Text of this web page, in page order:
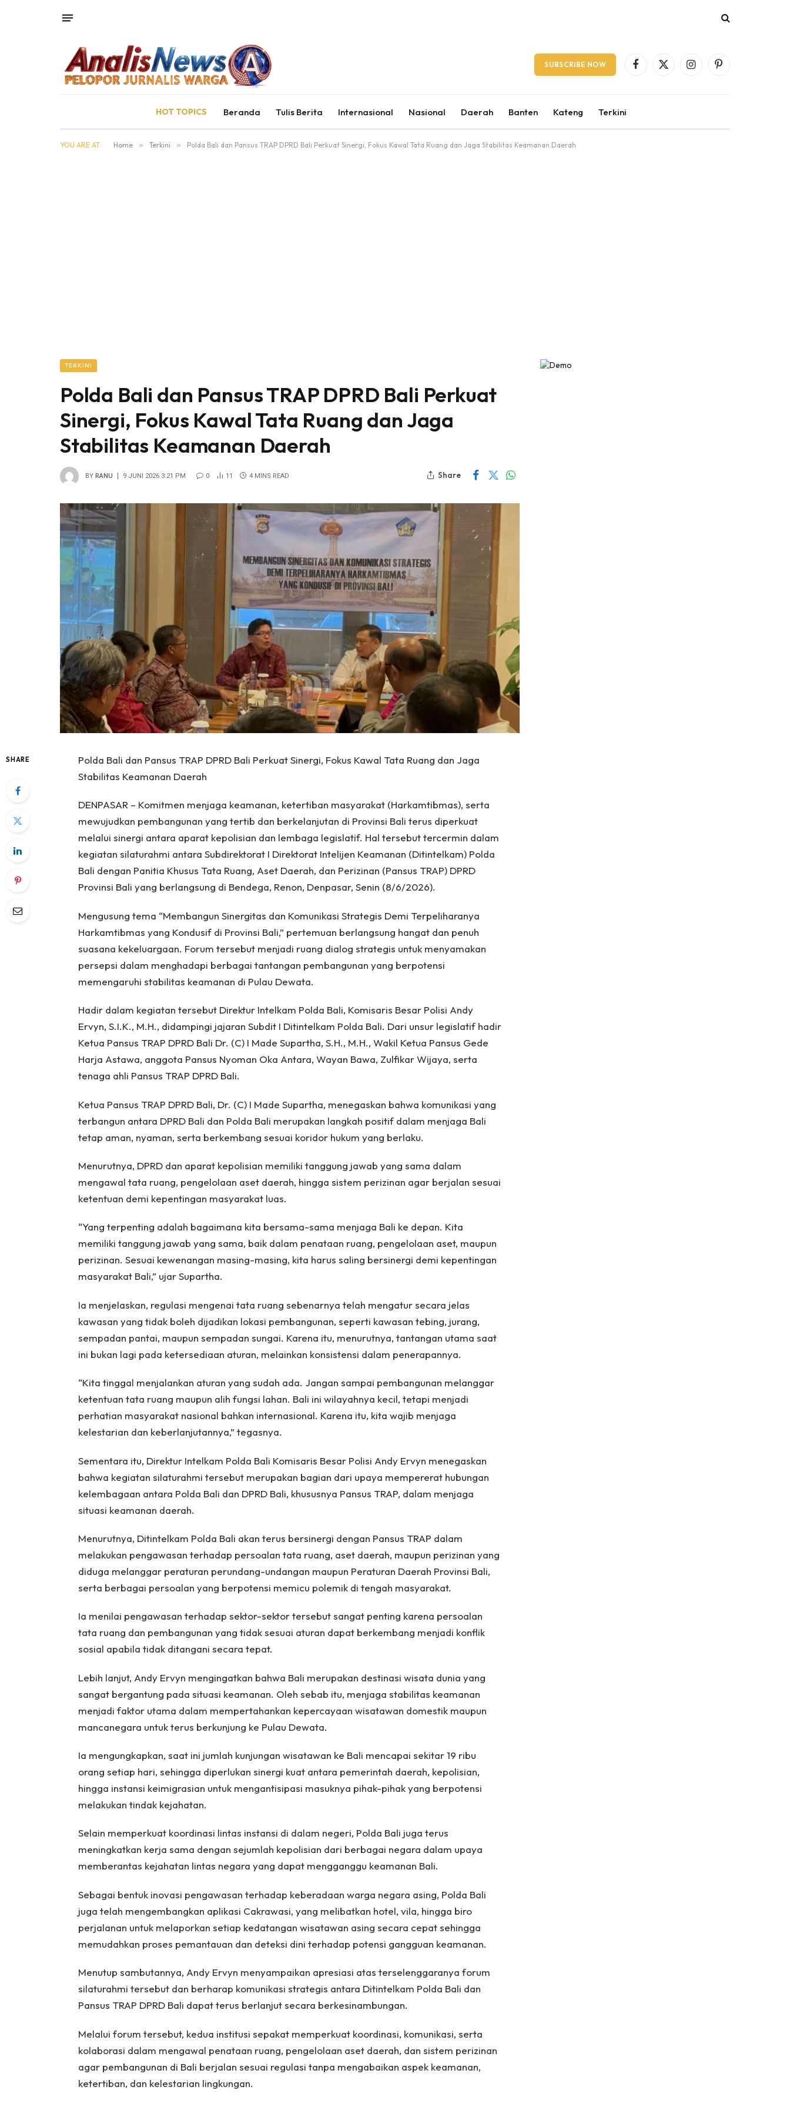
SUBSCRIBE NOW Facebook
X
InstagramPinterest
HOT TOPICS Beranda Tulis Berita Internasional Nasional Daerah Banten Kateng Terkini
YOU ARE AT: Home » Terkini » Polda Bali dan Pansus TRAP DPRD Bali Perkuat Sinergi, Fokus Kawal Tata Ruang dan Jaga Stabilitas Keamanan Daerah
TERKINI
Polda Bali dan Pansus TRAP DPRD Bali Perkuat
Sinergi, Fokus Kawal Tata Ruang dan Jaga
Stabilitas Keamanan Daerah
BY RANU 9 JUNI 2026 3:21 PM 0 11 4 MINS READ Share
SHARE
Polda Bali dan Pansus TRAP DPRD Bali Perkuat Sinergi, Fokus Kawal Tata Ruang dan Jaga
Stabilitas Keamanan Daerah
DENPASAR – Komitmen menjaga keamanan, ketertiban masyarakat (Harkamtibmas), serta
mewujudkan pembangunan yang tertib dan berkelanjutan di Provinsi Bali terus diperkuat
melalui sinergi antara aparat kepolisian dan lembaga legislatif. Hal tersebut tercermin dalam
kegiatan silaturahmi antara Subdirektorat I Direktorat Intelijen Keamanan (Ditintelkam) Polda
Bali dengan Panitia Khusus Tata Ruang, Aset Daerah, dan Perizinan (Pansus TRAP) DPRD
Provinsi Bali yang berlangsung di Bendega, Renon, Denpasar, Senin (8/6/2026).
Mengusung tema “Membangun Sinergitas dan Komunikasi Strategis Demi Terpeliharanya
Harkamtibmas yang Kondusif di Provinsi Bali,” pertemuan berlangsung hangat dan penuh
suasana kekeluargaan. Forum tersebut menjadi ruang dialog strategis untuk menyamakan
persepsi dalam menghadapi berbagai tantangan pembangunan yang berpotensi
memengaruhi stabilitas keamanan di Pulau Dewata.
Hadir dalam kegiatan tersebut Direktur Intelkam Polda Bali, Komisaris Besar Polisi Andy
Ervyn, S.I.K., M.H., didampingi jajaran Subdit I Ditintelkam Polda Bali. Dari unsur legislatif hadir
Ketua Pansus TRAP DPRD Bali Dr. (C) I Made Supartha, S.H., M.H., Wakil Ketua Pansus Gede
Harja Astawa, anggota Pansus Nyoman Oka Antara, Wayan Bawa, Zulfikar Wijaya, serta
tenaga ahli Pansus TRAP DPRD Bali.
Ketua Pansus TRAP DPRD Bali, Dr. (C) I Made Supartha, menegaskan bahwa komunikasi yang
terbangun antara DPRD Bali dan Polda Bali merupakan langkah positif dalam menjaga Bali
tetap aman, nyaman, serta berkembang sesuai koridor hukum yang berlaku.
Menurutnya, DPRD dan aparat kepolisian memiliki tanggung jawab yang sama dalam
mengawal tata ruang, pengelolaan aset daerah, hingga sistem perizinan agar berjalan sesuai
ketentuan demi kepentingan masyarakat luas.
“Yang terpenting adalah bagaimana kita bersama-sama menjaga Bali ke depan. Kita
memiliki tanggung jawab yang sama, baik dalam penataan ruang, pengelolaan aset, maupun
perizinan. Sesuai kewenangan masing-masing, kita harus saling bersinergi demi kepentingan
masyarakat Bali,” ujar Supartha.
Ia menjelaskan, regulasi mengenai tata ruang sebenarnya telah mengatur secara jelas
kawasan yang tidak boleh dijadikan lokasi pembangunan, seperti kawasan tebing, jurang,
sempadan pantai, maupun sempadan sungai. Karena itu, menurutnya, tantangan utama saat
ini bukan lagi pada ketersediaan aturan, melainkan konsistensi dalam penerapannya.
“Kita tinggal menjalankan aturan yang sudah ada. Jangan sampai pembangunan melanggar
ketentuan tata ruang maupun alih fungsi lahan. Bali ini wilayahnya kecil, tetapi menjadi
perhatian masyarakat nasional bahkan internasional. Karena itu, kita wajib menjaga
kelestarian dan keberlanjutannya,” tegasnya.
Sementara itu, Direktur Intelkam Polda Bali Komisaris Besar Polisi Andy Ervyn menegaskan
bahwa kegiatan silaturahmi tersebut merupakan bagian dari upaya mempererat hubungan
kelembagaan antara Polda Bali dan DPRD Bali, khususnya Pansus TRAP, dalam menjaga
situasi keamanan daerah.
Menurutnya, Ditintelkam Polda Bali akan terus bersinergi dengan Pansus TRAP dalam
melakukan pengawasan terhadap persoalan tata ruang, aset daerah, maupun perizinan yang
diduga melanggar peraturan perundang-undangan maupun Peraturan Daerah Provinsi Bali,
serta berbagai persoalan yang berpotensi memicu polemik di tengah masyarakat.
Ia menilai pengawasan terhadap sektor-sektor tersebut sangat penting karena persoalan
tata ruang dan pembangunan yang tidak sesuai aturan dapat berkembang menjadi konflik
sosial apabila tidak ditangani secara tepat.
Lebih lanjut, Andy Ervyn mengingatkan bahwa Bali merupakan destinasi wisata dunia yang
sangat bergantung pada situasi keamanan. Oleh sebab itu, menjaga stabilitas keamanan
menjadi faktor utama dalam mempertahankan kepercayaan wisatawan domestik maupun
mancanegara untuk terus berkunjung ke Pulau Dewata.
Ia mengungkapkan, saat ini jumlah kunjungan wisatawan ke Bali mencapai sekitar 19 ribu
orang setiap hari, sehingga diperlukan sinergi kuat antara pemerintah daerah, kepolisian,
hingga instansi keimigrasian untuk mengantisipasi masuknya pihak-pihak yang berpotensi
melakukan tindak kejahatan.
Selain memperkuat koordinasi lintas instansi di dalam negeri, Polda Bali juga terus
meningkatkan kerja sama dengan sejumlah kepolisian dari berbagai negara dalam upaya
memberantas kejahatan lintas negara yang dapat mengganggu keamanan Bali.
Sebagai bentuk inovasi pengawasan terhadap keberadaan warga negara asing, Polda Bali
juga telah mengembangkan aplikasi Cakrawasi, yang melibatkan hotel, vila, hingga biro
perjalanan untuk melaporkan setiap kedatangan wisatawan asing secara cepat sehingga
memudahkan proses pemantauan dan deteksi dini terhadap potensi gangguan keamanan.
Menutup sambutannya, Andy Ervyn menyampaikan apresiasi atas terselenggaranya forum
silaturahmi tersebut dan berharap komunikasi strategis antara Ditintelkam Polda Bali dan
Pansus TRAP DPRD Bali dapat terus berlanjut secara berkesinambungan.
Melalui forum tersebut, kedua institusi sepakat memperkuat koordinasi, komunikasi, serta
kolaborasi dalam mengawal penataan ruang, pengelolaan aset daerah, dan sistem perizinan
agar pembangunan di Bali berjalan sesuai regulasi tanpa mengabaikan aspek keamanan,
ketertiban, dan kelestarian lingkungan.